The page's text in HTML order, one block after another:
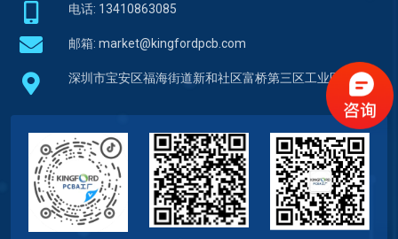
电话: 13410863085
邮箱: market@kingfordpcb.com
深圳市宝安区福海街道新和社区富桥第三区工业区